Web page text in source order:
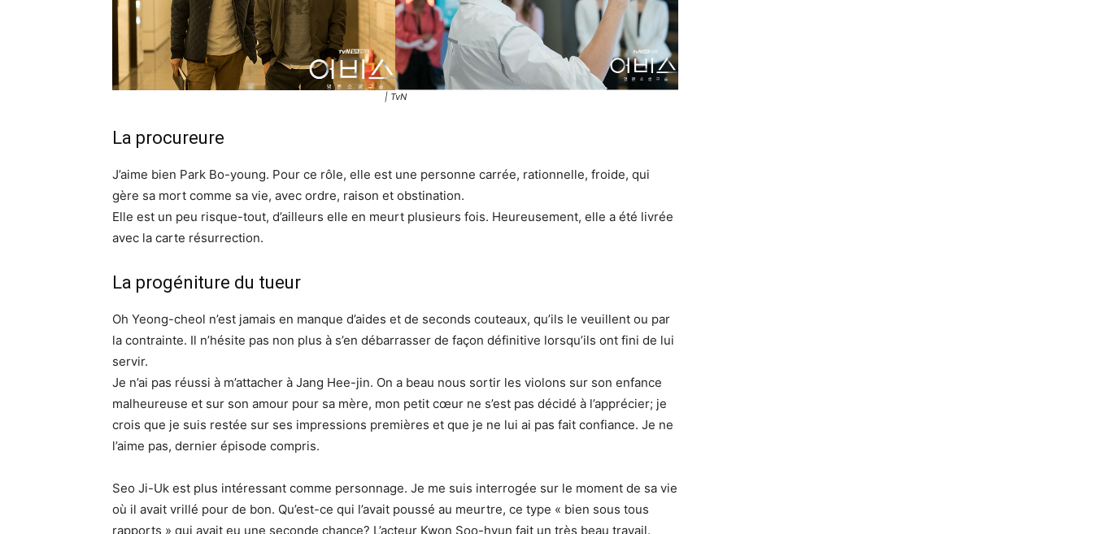
| TvN
La procureure
J’aime bien Park Bo-young. Pour ce rôle, elle est une personne carrée, rationnelle, froide, qui
gère sa mort comme sa vie, avec ordre, raison et obstination.
Elle est un peu risque-tout, d’ailleurs elle en meurt plusieurs fois. Heureusement, elle a été livrée
avec la carte résurrection.
La progéniture du tueur
Oh Yeong-cheol n’est jamais en manque d’aides et de seconds couteaux, qu’ils le veuillent ou par
la contrainte. Il n’hésite pas non plus à s’en débarrasser de façon définitive lorsqu’ils ont fini de lui
servir.
Je n’ai pas réussi à m’attacher à Jang Hee-jin. On a beau nous sortir les violons sur son enfance
malheureuse et sur son amour pour sa mère, mon petit cœur ne s’est pas décidé à l’apprécier; je
crois que je suis restée sur ses impressions premières et que je ne lui ai pas fait confiance. Je ne
l’aime pas, dernier épisode compris.
Seo Ji-Uk est plus intéressant comme personnage. Je me suis interrogée sur le moment de sa vie
où il avait vrillé pour de bon. Qu’est-ce qui l’avait poussé au meurtre, ce type « bien sous tous
rapports » qui avait eu une seconde chance? L’acteur Kwon Soo-hyun fait un très beau travail.